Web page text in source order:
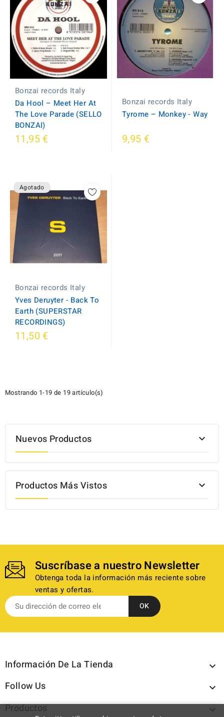
Bonzai records Italy
Da Hool – Meet Her At
The Love Parade (SELLO
BONZAI)
11,95 €
Bonzai records Italy
Tyrome – Monkey - Way
9,95 €
Agotado
Bonzai records Italy
Yves Deruyter - Back To
Earth (SUPERSTAR
RECORDINGS)
11,50 €
Mostrando 1-19 de 19 artículo(s)
Nuevos Productos 
Productos Más Vistos 
Suscríbase a nuestro Newsletter
Obtenga toda la información más reciente sobre
ventas y ofertas.
Información De La Tienda 
Follow Us 
Productos 